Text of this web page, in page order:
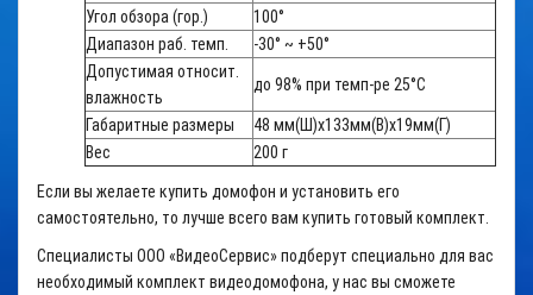
Угол обзора (гор.)
100°
Диапазон раб. темп.
-30° ~ +50°
Допустимая относит.
влажность
до 98% при темп-ре 25°C
Габаритные размеры
48 мм(Ш)х133мм(В)х19мм(Г)
Вес
200 г
Если вы желаете купить домофон и установить его
самостоятельно, то лучше всего вам купить готовый комплект.
Специалисты ООО «ВидеоСервис» подберут специально для вас
необходимый комплект видеодомофона, у нас вы сможете